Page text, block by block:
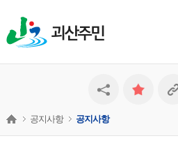
괴산주민
공지사항 공지사항